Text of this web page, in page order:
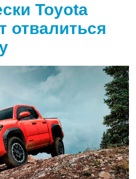
Toyota
отвалиться